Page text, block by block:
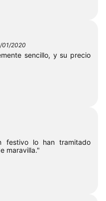
01/2020
sencillo, y su precio
festivo lo han tramitado
maravilla."